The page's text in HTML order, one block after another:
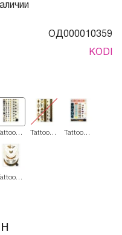
ОД000010359
KODI
0016
Tattoo
Tattoo